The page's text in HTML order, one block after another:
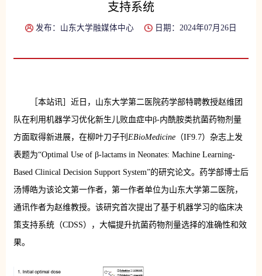
支持系统
发布：山东大学融媒体中心 日期：2024年07月26日
［本站讯］近日，山东大学第二医院药学部特聘教授赵维团
队在利用机器学习优化新生儿败血症中β-内酰胺类抗菌药物剂量
方面取得新进展，在柳叶刀子刊 EBioMedicine（IF9.7）杂志上发
表题为“Optimal Use of β-lactams in Neonates: Machine Learning-
Based Clinical Decision Support System”的研究论文。药学部博士后
汤博皓为该论文第一作者，第一作者单位为山东大学第二医院，
通讯作者为赵维教授。该研究首次提出了基于机器学习的临床决
策支持系统（CDSS），大幅提升抗菌药物剂量选择的准确性和效
果。